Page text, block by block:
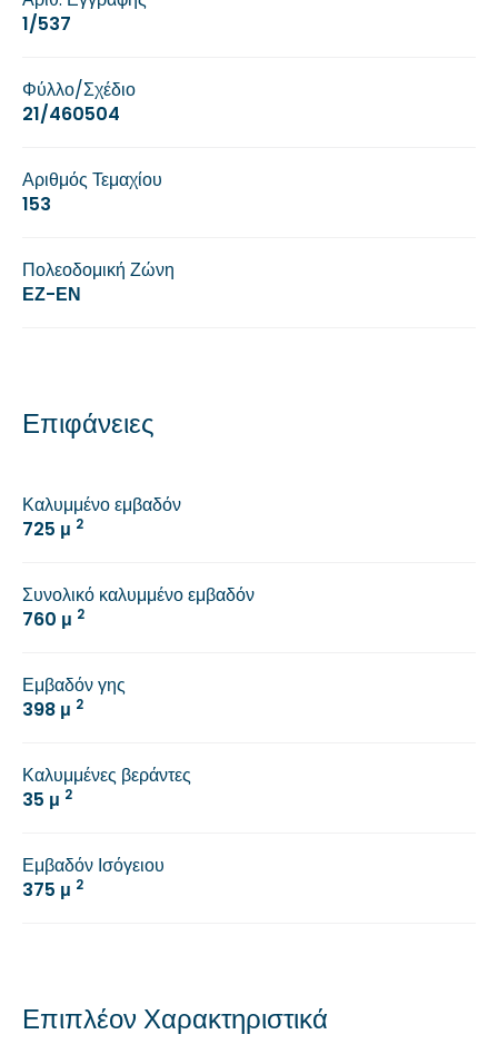
1/537
Φύλλο/Σχέδιο
21/460504
Αριθμός Τεμαχίου
153
Πολεοδομική Ζώνη
ΕΖ-ΕΝ
Επιφάνειες
Καλυμμένο εμβαδόν
725 μ 2
Συνολικό καλυμμένο εμβαδόν
760 μ 2
Εμβαδόν γης
398 μ 2
Καλυμμένες βεράντες
35 μ 2
Εμβαδόν Ισόγειου
375 μ 2
Επιπλέον Χαρακτηριστικά